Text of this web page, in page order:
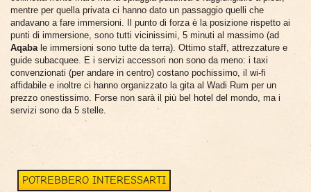
mentre per quella privata ci hanno dato un passaggio quelli che
andavano a fare immersioni. Il punto di forza è la posizione rispetto ai
punti di immersione, sono tutti vicinissimi, 5 minuti al massimo (ad
Aqabale immersioni sono tutte da terra). Ottimo staff, attrezzature e
guide subacquee. E i servizi accessori non sono da meno: i taxi
convenzionati (per andare in centro) costano pochissimo, il wi-fi
affidabile e inoltre ci hanno organizzato la gita al Wadi Rum per un
prezzo onestissimo. Forse non sarà il più bel hotel del mondo, ma i
servizi sono da 5 stelle.
POTREBBERO INTERESSARTI